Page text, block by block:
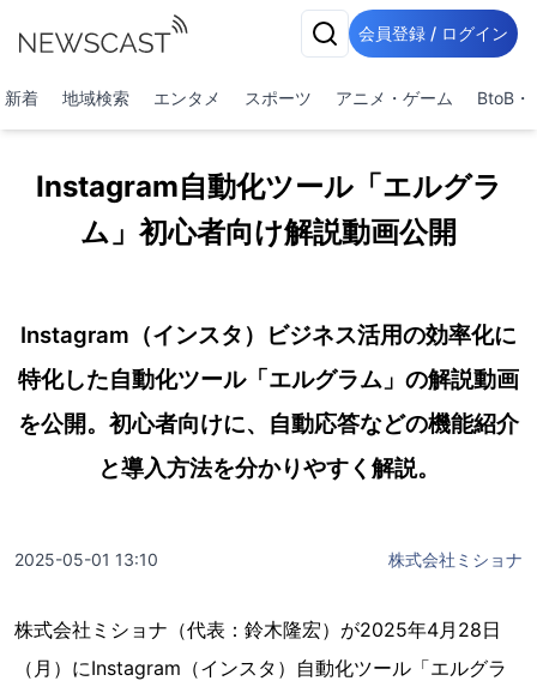
会員登録 / ログイン
新着 地域検索 エンタメ スポーツ アニメ・ゲーム BtoB・
Instagram自動化ツール「エルグラ
ム」初心者向け解説動画公開
Instagram（インスタ）ビジネス活用の効率化に
特化した自動化ツール「エルグラム」の解説動画
を公開。初心者向けに、自動応答などの機能紹介
と導入方法を分かりやすく解説。
2025-05-01 13:10 株式会社ミショナ
株式会社ミショナ（代表：鈴木隆宏）が2025年4月28日
（月）にInstagram（インスタ）自動化ツール「エルグラ